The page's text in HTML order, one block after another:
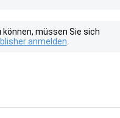
müssen Sie sich
anmelden